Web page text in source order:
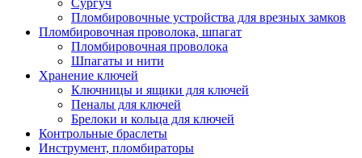
Сургуч
Пломбировочные устройства для врезных замков
Пломбировочная проволока, шпагат
Пломбировочная проволока
Шпагаты и нити
Хранение ключей
Ключницы и ящики для ключей
Пеналы для ключей
Брелоки и кольца для ключей
Контрольные браслеты
Инструмент, пломбираторы